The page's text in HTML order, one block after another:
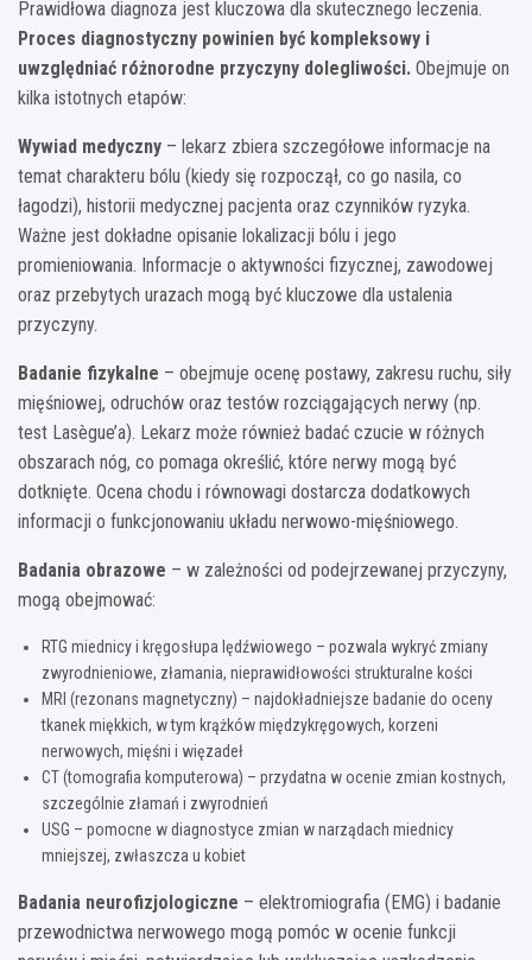
Prawidłowa diagnoza jest kluczowa dla skutecznego leczenia.
Proces diagnostyczny powinien być kompleksowy i
uwzględniać różnorodne przyczyny dolegliwości. Obejmuje on
kilka istotnych etapów:
Wywiad medyczny – lekarz zbiera szczegółowe informacje na
temat charakteru bólu (kiedy się rozpoczął, co go nasila, co
łagodzi), historii medycznej pacjenta oraz czynników ryzyka.
Ważne jest dokładne opisanie lokalizacji bólu i jego
promieniowania. Informacje o aktywności fizycznej, zawodowej
oraz przebytych urazach mogą być kluczowe dla ustalenia
przyczyny.
Badanie fizykalne – obejmuje ocenę postawy, zakresu ruchu, siły
mięśniowej, odruchów oraz testów rozciągających nerwy (np.
test Lasègue’a). Lekarz może również badać czucie w różnych
obszarach nóg, co pomaga określić, które nerwy mogą być
dotknięte. Ocena chodu i równowagi dostarcza dodatkowych
informacji o funkcjonowaniu układu nerwowo-mięśniowego.
Badania obrazowe – w zależności od podejrzewanej przyczyny,
mogą obejmować:
RTG miednicy i kręgosłupa lędźwiowego – pozwala wykryć zmiany
zwyrodnieniowe, złamania, nieprawidłowości strukturalne kości
MRI (rezonans magnetyczny) – najdokładniejsze badanie do oceny
tkanek miękkich, w tym krążków międzykręgowych, korzeni
nerwowych, mięśni i więzadeł
CT (tomografia komputerowa) – przydatna w ocenie zmian kostnych,
szczególnie złamań i zwyrodnień
USG – pomocne w diagnostyce zmian w narządach miednicy
mniejszej, zwłaszcza u kobiet
Badania neurofizjologiczne – elektromiografia (EMG) i badanie
przewodnictwa nerwowego mogą pomóc w ocenie funkcji